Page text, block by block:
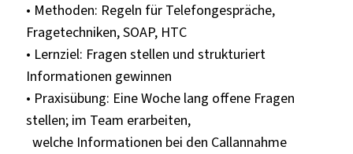
• Methoden: Regeln für Telefongespräche,
Fragetechniken, SOAP, HTC
• Lernziel: Fragen stellen und strukturiert
Informationen gewinnen
• Praxisübung: Eine Woche lang offene Fragen
stellen; im Team erarbeiten,
welche Informationen bei den Callannahme